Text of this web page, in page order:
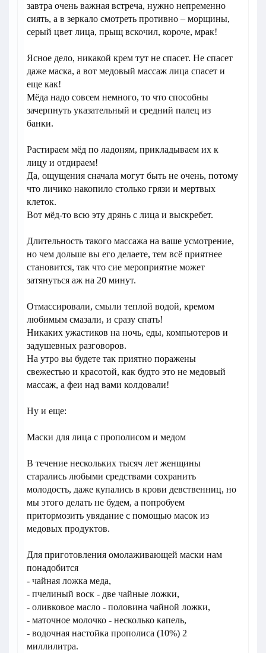
завтра очень важная встреча, нужно непременно
сиять, а в зеркало смотреть противно – морщины,
серый цвет лица, прыщ вскочил, короче, мрак!
Ясное дело, никакой крем тут не спасет. Не спасет
даже маска, а вот медовый массаж лица спасет и
еще как!
Мёда надо совсем немного, то что способны
зачерпнуть указательный и средний палец из
банки.
Растираем мёд по ладоням, прикладываем их к
лицу и отдираем!
Да, ощущения сначала могут быть не очень, потому
что личико накопило столько грязи и мертвых
клеток.
Вот мёд-то всю эту дрянь с лица и выскребет.
Длительность такого массажа на ваше усмотрение,
но чем дольше вы его делаете, тем всё приятнее
становится, так что сие мероприятие может
затянуться аж на 20 минут.
Отмассировали, смыли теплой водой, кремом
любимым смазали, и сразу спать!
Никаких ужастиков на ночь, еды, компьютеров и
задушевных разговоров.
На утро вы будете так приятно поражены
свежестью и красотой, как будто это не медовый
массаж, а феи над вами колдовали!
Ну и еще:
Маски для лица с прополисом и медом
В течение нескольких тысяч лет женщины
старались любыми средствами сохранить
молодость, даже купались в крови девственниц, но
мы этого делать не будем, а попробуем
притормозить увядание с помощью масок из
медовых продуктов.
Для приготовления омолаживающей маски нам
понадобится
- чайная ложка меда,
- пчелиный воск - две чайные ложки,
- оливковое масло - половина чайной ложки,
- маточное молочко - несколько капель,
- водочная настойка прополиса (10%) 2
миллилитра.